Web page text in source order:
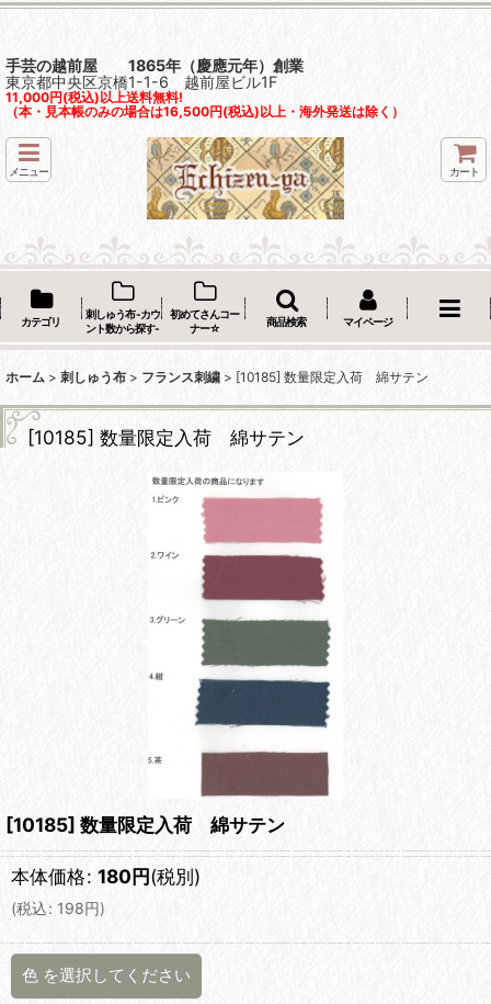
手芸の越前屋 1865年（慶應元年）創業
東京都中央区京橋1-1-6 越前屋ビル1F
11,000円(税込)以上送料無料!
（本・見本帳のみの場合は16,500円(税込)以上・海外発送は除く）
メニュー カート
カテゴリ
刺しゅう布 -カウ
ント数から探す-
初めてさんコー
ナー☆
商品検索 マイページ
ホーム > 刺しゅう布 > フランス刺繍 > [10185] 数量限定入荷 綿サテン
[10185] 数量限定入荷 綿サテン
[10185] 数量限定入荷 綿サテン
本体価格: 180円(税別)
(税込: 198円)
色 を選択してください